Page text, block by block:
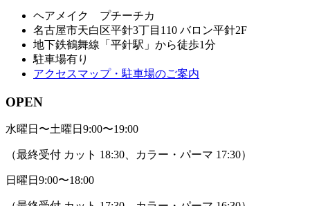
ヘアメイク プチーチカ
名古屋市天白区平針3丁目110 バロン平針2F
地下鉄鶴舞線「平針駅」から徒歩1分
駐車場有り
アクセスマップ・駐車場のご案内
OPEN
水曜日〜土曜日 9:00〜19:00
（最終受付 カット 18:30、カラー・パーマ 17:30）
日曜日 9:00〜18:00